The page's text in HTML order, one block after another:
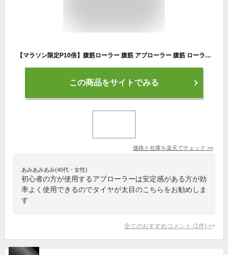
【マラソン限定P10倍】腹筋ローラー 腹筋 アブローラー 腹筋 ローラー 腕立て伏せ 体幹 大胸筋 鍛える トレーニング 筋トレ ダイエット 女性 男性 初心者 おすすめ 筋肉 筋力
この商品をサイトでみる
価格と在庫を楽天でチェック >>
あみあみあみ(40代・女性)
初心者の方が使用するアブローラーは安定感がある方が効
率よく使用できるのでタイヤが太目のこちらをお勧めしま
す
全てのおすすめコメント (1 件) >